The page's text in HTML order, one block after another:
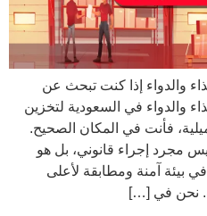
والدواء إذا كنت تبحث عن
والدواء في السعودية لتخزين
فأنت في المكان الصحيح.
إجراء قانوني، بل هو
بيئة آمنة ومطابقة لأعلى
نحن في […]